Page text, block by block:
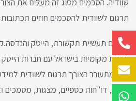
תרגום לשוודית להסכמים חוזים
בתחום תעשיית תקשורת, הייטק
חברות מקומיות בישראל עם חברות הייטק
ולכן מתעורר הצורך תרגום לשוודית
חברה, דו"חות כספיים, מצגות, מסמכים